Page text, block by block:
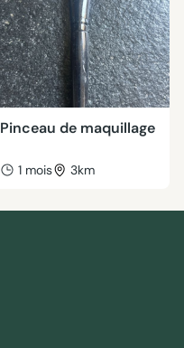
Pinceau de maquillage
1 mois 3km